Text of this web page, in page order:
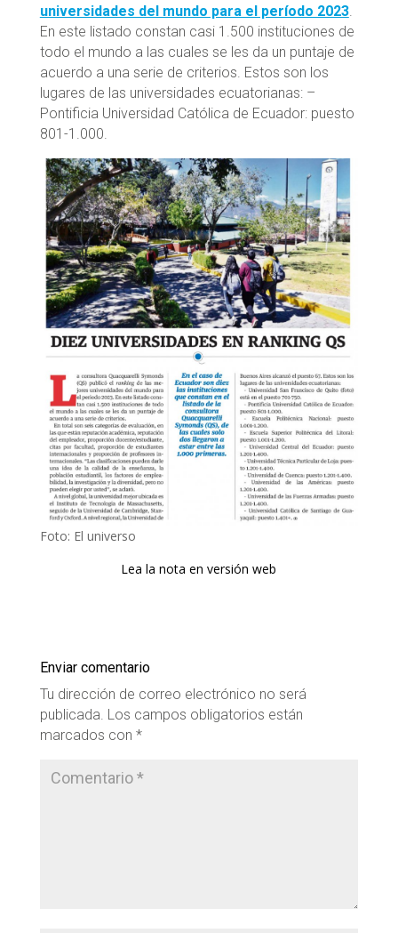
universidades del mundo para el período 2023.
En este listado constan casi 1.500 instituciones de
todo el mundo a las cuales se les da un puntaje de
acuerdo a una serie de criterios. Estos son los
lugares de las universidades ecuatorianas: –
Pontificia Universidad Católica de Ecuador: puesto
801-1.000.
Foto: El universo
Lea la nota en versión web
Enviar comentario
Tu dirección de correo electrónico no será
publicada. Los campos obligatorios están
marcados con *